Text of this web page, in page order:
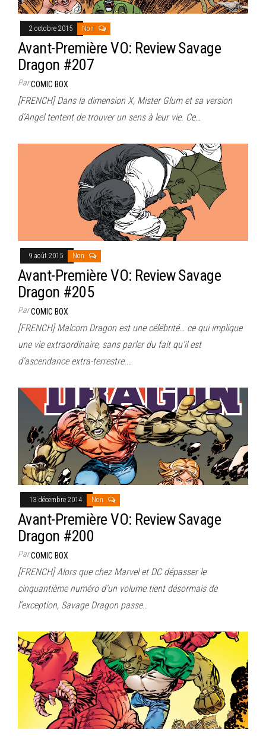
2 octobre 2015 Non
Avant-Première VO: Review Savage
Dragon #207
ParCOMIC BOX
[FRENCH] Dans la dimension X, Mister Glum et sa version
d’Angel tentent de trouver un sens à leur vie. Ce…
9 août 2015 Non
Avant-Première VO: Review Savage
Dragon #205
ParCOMIC BOX
[FRENCH] Malcom Dragon est une célébrité… ce qui implique
une vie extraordinaire, sans parler du fait qu’il est
d’ascendance extra-terrestre.…
13 décembre 2014 Non
Avant-Première VO: Review Savage
Dragon #200
ParCOMIC BOX
[FRENCH] Alors que chez Marvel et DC dépasser le
cinquantième numéro d’un volume tient désormais de
l’exception, Savage Dragon passe…